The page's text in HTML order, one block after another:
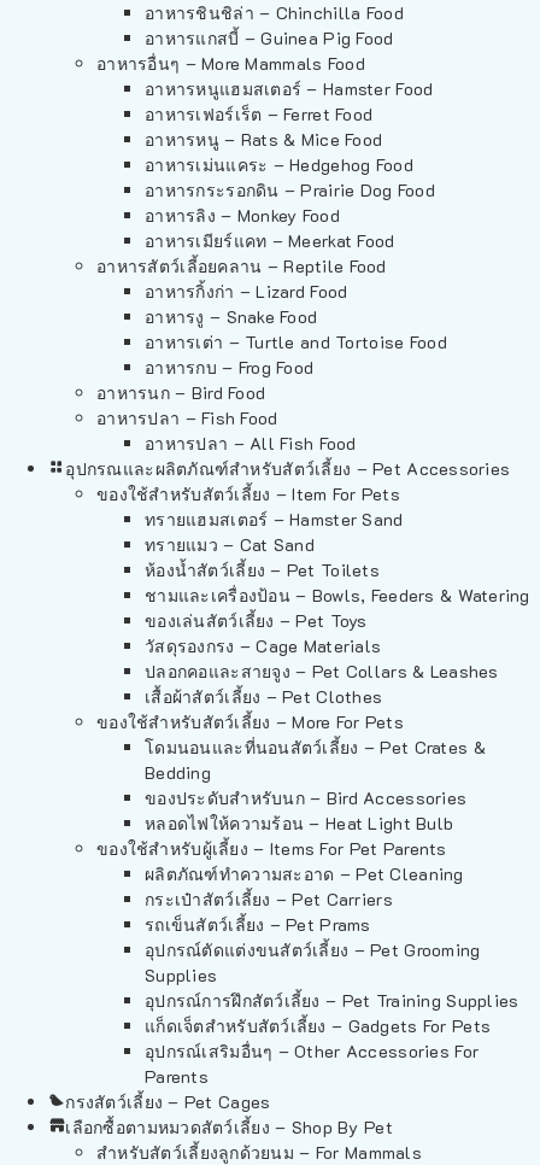
อาหารชินชิล่า – Chinchilla Food
อาหารแกสบี้ – Guinea Pig Food
อาหารอื่นๆ – More Mammals Food
อาหารหนูแฮมสเตอร์ – Hamster Food
อาหารเฟอร์เร็ต – Ferret Food
อาหารหนู – Rats & Mice Food
อาหารเม่นแคระ – Hedgehog Food
อาหารกระรอกดิน – Prairie Dog Food
อาหารลิง – Monkey Food
อาหารเมียร์แคท – Meerkat Food
อาหารสัตว์เลี้อยคลาน – Reptile Food
อาหารกิ้งก่า – Lizard Food
อาหารงู – Snake Food
อาหารเต่า – Turtle and Tortoise Food
อาหารกบ – Frog Food
อาหารนก – Bird Food
อาหารปลา – Fish Food
อาหารปลา – All Fish Food
อุปกรณและผลิตภัณฑ์สำหรับสัตว์เลี้ยง – Pet Accessories
ของใช้สำหรับสัตว์เลี้ยง – Item For Pets
ทรายแฮมสเตอร์ – Hamster Sand
ทรายแมว – Cat Sand
ห้องน้ำสัตว์เลี้ยง – Pet Toilets
ชามและเครื่องป้อน – Bowls, Feeders & Watering
ของเล่นสัตว์เลี้ยง – Pet Toys
วัสดุรองกรง – Cage Materials
ปลอกคอและสายจูง – Pet Collars & Leashes
เสื้อผ้าสัตว์เลี้ยง – Pet Clothes
ของใช้สำหรับสัตว์เลี้ยง – More For Pets
โดมนอนและที่นอนสัตว์เลี้ยง – Pet Crates &
Bedding
ของประดับสำหรับนก – Bird Accessories
หลอดไฟให้ความร้อน – Heat Light Bulb
ของใช้สำหรับผู้เลี้ยง – Items For Pet Parents
ผลิตภัณฑ์ทำความสะอาด – Pet Cleaning
กระเป๋าสัตว์เลี้ยง – Pet Carriers
รถเข็นสัตว์เลี้ยง – Pet Prams
อุปกรณ์ตัดแต่งขนสัตว์เลี้ยง – Pet Grooming
Supplies
อุปกรณ์การฝึกสัตว์เลี้ยง – Pet Training Supplies
แก็ดเจ็ตสำหรับสัตว์เลี้ยง – Gadgets For Pets
อุปกรณ์เสริมอื่นๆ – Other Accessories For
Parents
กรงสัตว์เลี้ยง – Pet Cages
เลือกซื้อตามหมวดสัตว์เลี้ยง – Shop By Pet
สำหรับสัตว์เลี้ยงลูกด้วยนม – For Mammals